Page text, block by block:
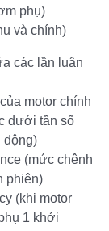
phụ)
và chính)
các lần luân
motor chính
dưới tần số
động)
(mức chênh
phiên)
(khi motor
1 khởi